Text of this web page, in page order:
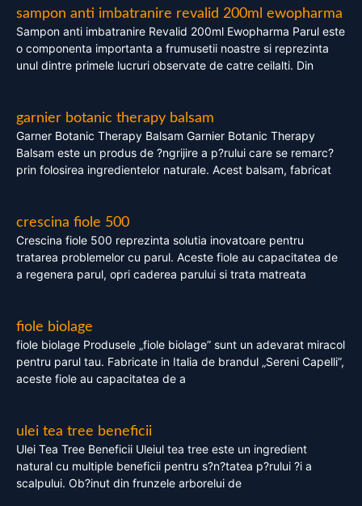
sampon anti imbatranire revalid 200ml ewopharma
Sampon anti imbatranire Revalid 200ml Ewopharma Parul este
o componenta importanta a frumusetii noastre si reprezinta
unul dintre primele lucruri observate de catre ceilalti. Din
garnier botanic therapy balsam
Garner Botanic Therapy Balsam Garnier Botanic Therapy
Balsam este un produs de ?ngrijire a p?rului care se remarc?
prin folosirea ingredientelor naturale. Acest balsam, fabricat
crescina fiole 500
Crescina fiole 500 reprezinta solutia inovatoare pentru
tratarea problemelor cu parul. Aceste fiole au capacitatea de
a regenera parul, opri caderea parului si trata matreata
fiole biolage
fiole biolage Produsele „fiole biolage” sunt un adevarat miracol
pentru parul tau. Fabricate in Italia de brandul „Sereni Capelli”,
aceste fiole au capacitatea de a
ulei tea tree beneficii
Ulei Tea Tree Beneficii Uleiul tea tree este un ingredient
natural cu multiple beneficii pentru s?n?tatea p?rului ?i a
scalpului. Ob?inut din frunzele arborelui de